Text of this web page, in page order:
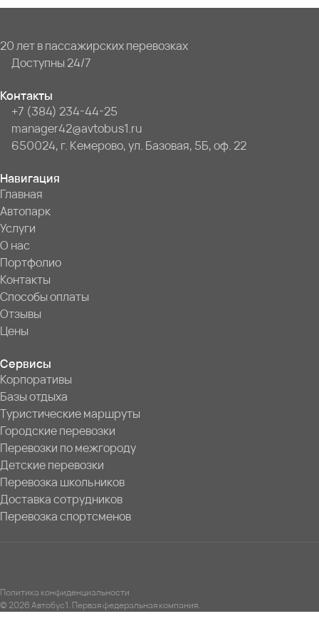
20 лет в пассажирских перевозках
Доступны 24/7
Контакты
+7 (384) 234-44-25
manager42@avtobus1.ru
650024, г. Кемерово, ул. Базовая, 5Б, оф. 22
Навигация
Главная
Автопарк
Услуги
О нас
Портфолио
Контакты
Способы оплаты
Отзывы
Цены
Сервисы
Корпоративы
Базы отдыха
Туристические маршруты
Городские перевозки
Перевозки по межгороду
Детские перевозки
Перевозка школьников
Доставка сотрудников
Перевозка спортсменов
Политика конфиденциальности
© 2026 Автобус1. Первая федеральная компания.